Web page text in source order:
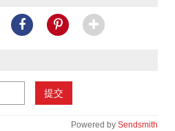
提交
Powered by Sendsmith